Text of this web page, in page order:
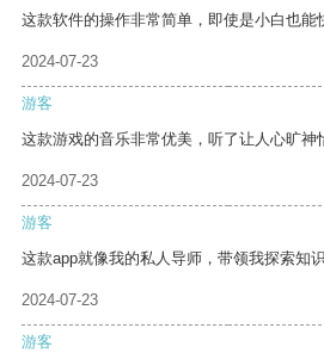
这款软件的操作非常简单，即使是小白也能
2024-07-23
游客
这款游戏的音乐非常优美，听了让人心旷神
2024-07-23
游客
这款app就像我的私人导师，带领我探索知识
2024-07-23
游客